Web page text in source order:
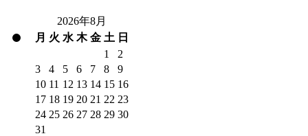
2026年8月
月 火 水 木 金 土 日
1
2
3
4 5 6 7 8
9
10 11 12 13 14 15 16
17 18 19 20 21 22 23
24 25 26 27 28 29 30
31